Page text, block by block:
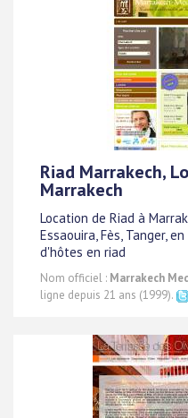
Riad Marrakech,
Marrakech
Location de Riad à
Essaouira, Fès, Tanger,
d'hôtes en riad
Nom officiel : Marrakech
ligne depuis 21 ans (1999).